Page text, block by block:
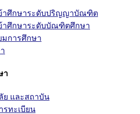
าศึกษาระดับปริญญาบัณฑิต
าศึกษาระดับบัณฑิตศึกษา
มการศึกษา
า
ย และสถาบัน
รทะเบียน